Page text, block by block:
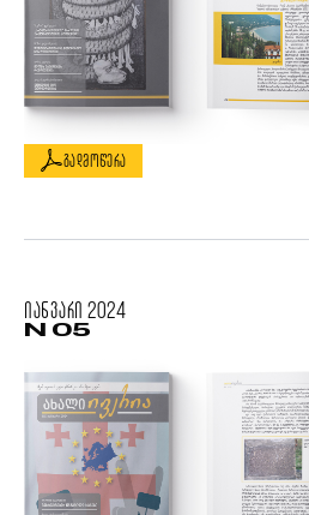
გადმოწერა
იანვარი 2024
N 05